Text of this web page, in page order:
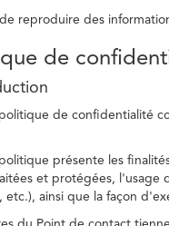
reproduire des
de
de confidentialité
présente les
et protégées, l'usage
etc.), ainsi que la façon